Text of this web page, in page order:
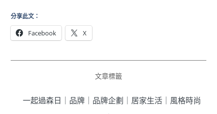
分享此文：
Facebook X
文章標籤
一起過森日 品牌 品牌企劃 居家生活 風格時尚